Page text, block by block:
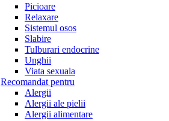
Picioare
Relaxare
Sistemul osos
Slabire
Tulburari endocrine
Unghii
Viata sexuala
Recomandat pentru
Alergii
Alergii ale pielii
Alergii alimentare